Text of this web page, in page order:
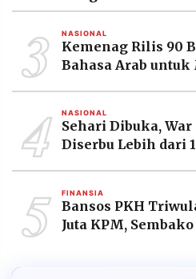
3 NASIONAL
Kemenag Rilis 90
Bahasa Arab untuk
4 NASIONAL
Sehari Dibuka,
Diserbu Lebih dari
5 FINANSIA
Bansos PKH
Juta KPM,